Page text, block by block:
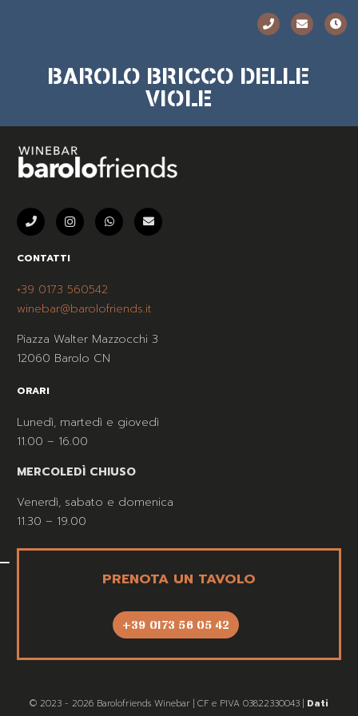
BAROLO BRICCO DELLE
VIOLE
CONTATTI
+39 0173 560542
winebar@barolofriends.it
Piazza Walter Mazzocchi 3
12060 Barolo CN
ORARI
Lunedì, martedì e giovedì
11.00 – 16.00
MERCOLEDÌ CHIUSO
Venerdì, sabato e domenica
11.30 – 19.00
PRENOTA UN TAVOLO
+39 0173 56 05 42
© 2023 - 2026 Barolofriends Winebar | CF e PIVA 03822330043 | Dati